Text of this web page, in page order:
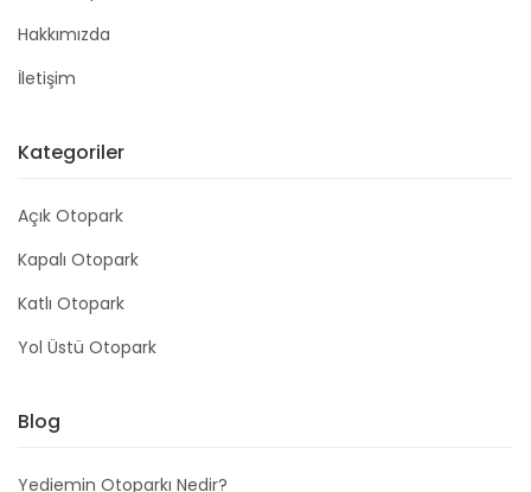
Hakkımızda
İletişim
Kategoriler
Açık Otopark
Kapalı Otopark
Katlı Otopark
Yol Üstü Otopark
Blog
Yediemin Otoparkı Nedir?